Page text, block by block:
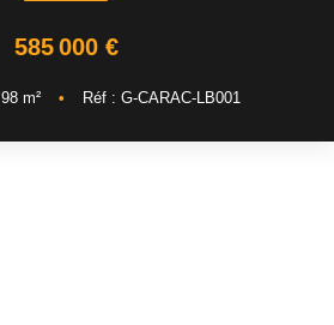
GESTION
585 000 €
98 m² • Réf : G-CARAC-LB001